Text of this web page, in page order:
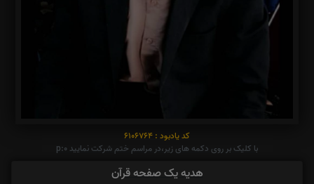
کد یادبود : 6106764
با کلیک بر روی دکمه های زیر،در مراسم ختم شرکت نمایید p:0
هدیه یک صفحه قرآن